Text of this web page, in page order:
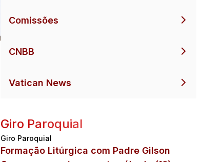
Comissões
CNBB
Vatican News
Giro Paroquial
Giro Paroquial
Formação Litúrgica com Padre Gilson